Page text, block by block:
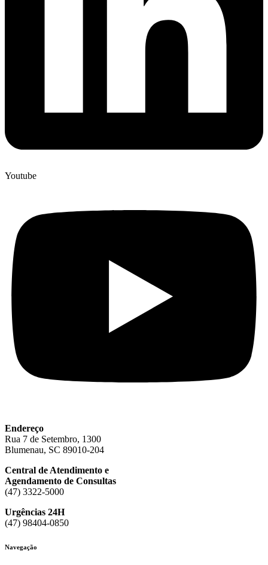
Youtube
Endereço
Rua 7 de Setembro, 1300
Blumenau, SC 89010-204
Central de Atendimento e
Agendamento de Consultas
(47) 3322-5000
Urgências 24H
(47) 98404-0850
Navegação